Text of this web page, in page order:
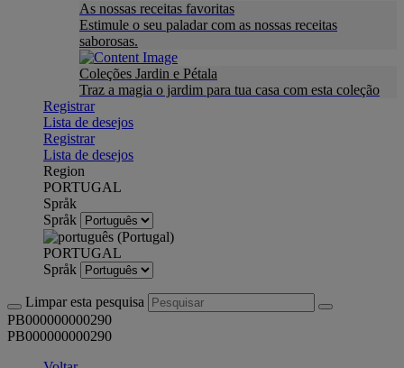
As nossas receitas favoritas
Estimule o seu paladar com as nossas receitas
saborosas.
Coleções Jardin e Pétala
Traz a magia o jardim para tua casa com esta coleção
Registrar
Lista de desejos
Registrar
Lista de desejos
Region
PORTUGAL
Språk
Språk
PORTUGAL
Språk
Limpar esta pesquisa
PB000000000290
PB000000000290